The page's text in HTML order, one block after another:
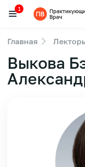
Семинары
Новости
Лекторы
1
Главная
Выкова